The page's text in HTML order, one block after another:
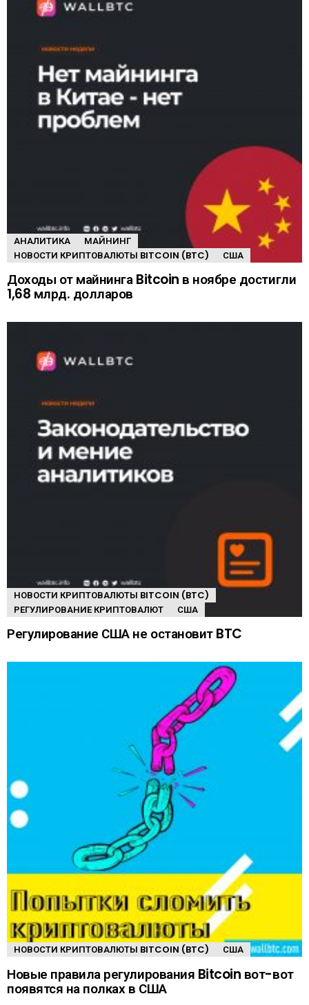
АНАЛИТИКА
МАЙНИНГ
НОВОСТИ КРИПТОВАЛЮТЫ BITCOIN (BTC)
США
Доходы от майнинга Bitcoin в ноябре достигли
1,68 млрд. долларов
НОВОСТИ КРИПТОВАЛЮТЫ BITCOIN (BTC)
РЕГУЛИРОВАНИЕ КРИПТОВАЛЮТ
США
Регулирование США не остановит BTC
НОВОСТИ КРИПТОВАЛЮТЫ BITCOIN (BTC) США
Новые правила регулирования Bitcoin вот-вот
появятся на полках в США